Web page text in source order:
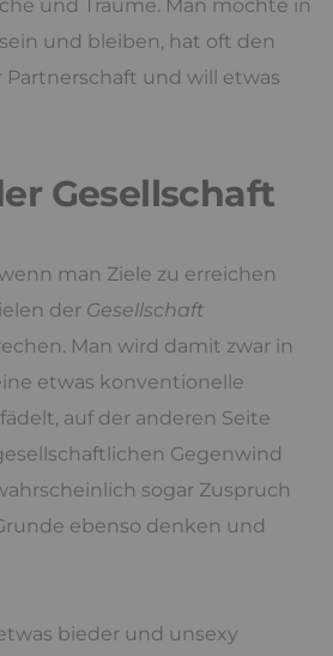
und Träume. Man möchte in
und bleiben, hat oft den
und will etwas
Gesellschaft
man Ziele zu erreichen
der Gesellschaft
Man wird damit zwar in
etwas konventionelle
auf der anderen Seite
Gegenwind
sogar Zuspruch
ebenso denken und
bieder und unsexy